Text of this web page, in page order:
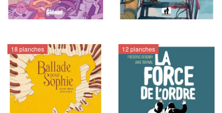
18 planches 12 planches